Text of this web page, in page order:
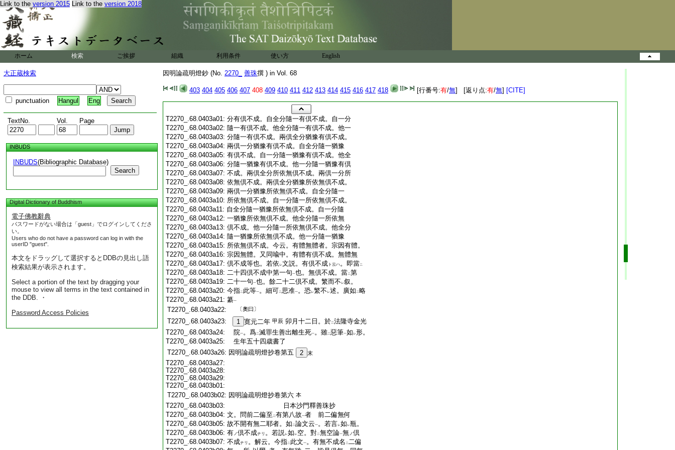
Link to the version 2015 Link to the version 2018
ホーム 検索 ご挨拶 組織 利用条件 使い方 English
大正蔵検索
punctuation Hangul Eng
TextNo. Vol. Page
INBUDS
INBUDS(Bibliographic Database)
Search
Digital Dictionary of Buddhism
電子佛教辭典
パスワードがない場合は「guest」でログインしてくださ
い。
Users who do not have a password can log in with the
userID "guest".
本文をドラッグして選択するとDDBの見出し語
検索結果が表示されます。
Select a portion of the text by dragging your
mouse to view all terms in the text contained in
the DDB. ・
Password Access Policies
因明論疏明燈鈔 (No. 2270_ 善珠撰 ) in Vol. 68
403 404 405 406 407 408 409 410 411 412 413 414 415 416 417 418 [行番号:有/無] [返り点:有/無] [CITE]
T2270_.68.0403a01: 分有倶不成。自全分隨一有倶不成。自一分
T2270_.68.0403a02: 隨一有倶不成。他全分隨一有倶不成。他一
T2270_.68.0403a03: 分隨一有倶不成。兩倶全分猶豫有倶不成。
T2270_.68.0403a04: 兩倶一分猶豫有倶不成。自全分隨一猶豫
T2270_.68.0403a05: 有倶不成。自一分隨一猶豫有倶不成。他全
T2270_.68.0403a06: 分隨一猶豫有倶不成。他一分隨一猶豫有倶
T2270_.68.0403a07: 不成。兩倶全分所依無倶不成。兩倶一分所
T2270_.68.0403a08: 依無倶不成。兩倶全分猶豫所依無倶不成。
T2270_.68.0403a09: 兩倶一分猶豫所依無倶不成。自全分隨一
T2270_.68.0403a10: 所依無倶不成。自一分隨一所依無倶不成。
T2270_.68.0403a11: 自全分隨一猶豫所依無倶不成。自一分隨
T2270_.68.0403a12: 一猶豫所依無倶不成。他全分隨一所依無
T2270_.68.0403a13: 倶不成。他一分隨一所依無倶不成。他全分
T2270_.68.0403a14: 隨一猶豫所依無倶不成。他一分隨一猶豫
T2270_.68.0403a15: 所依無倶不成。今云。有體無體者。宗因有體。
T2270_.68.0403a16: 宗因無體。又同喩中。有體有倶不成。無體無
T2270_.68.0403a17: 倶不成等也。若依 レ文説。有倶不成 ト云ハ。即當二
T2270_.68.0403a18: 二十四倶不成中第一句一也。無倶不成。當二第
T2270_.68.0403a19: 二十一句一也。餘二十二倶不成。繁而不 レ叙。
T2270_.68.0403a20: 今指二 此等一。細可二思准一。恐レ繁不 レ述。廣如 二略
T2270_.68.0403a21: 纂一
T2270_.68.0403a22: 〔奧曰〕
T2270_.68.0403a23: 1 寛元二年 甲辰 卯月十二日。於二法隆寺金光
T2270_.68.0403a24:
院一。爲二滅罪生善出離生死一。雖二惡筆一如 レ形。
T2270_.68.0403a25:
生年五十四歳書了
T2270_.68.0403a26: 因明論疏明燈抄卷第五 2 末
T2270_.68.0403a27:
T2270_.68.0403a28:
T2270_.68.0403a29:
T2270_.68.0403b01:
T2270_.68.0403b02: 因明論疏明燈抄卷第六 本
T2270_.68.0403b03:
日本沙門釋善珠抄
T2270_.68.0403b04: 文。問前二偏至 二有第八故一者 前二偏無何
T2270_.68.0403b05: 故不開有無二耶者。如 二論文云一。若言レ如 レ瓶。
T2270_.68.0403b06: 有ノ倶不成ナリ 。若説レ如 レ空。對二無空論一無ノ倶
T2270_.68.0403b07: 不成ナリ 。解云。今指二 此文一。有無不成名 二二偏